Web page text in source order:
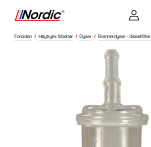
Forsiden / Høytrykk tilbehør / Dyser / Brennerdyser - dieselfilter